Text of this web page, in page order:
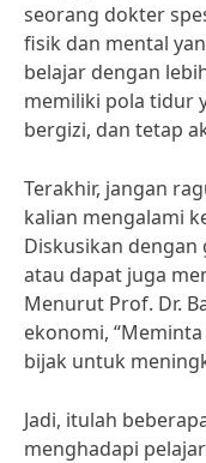
seorang dokter
fisik dan mental
belajar dengan
memiliki pola tidur
bergizi, dan tetap
Terakhir, jangan
kalian mengalami
Diskusikan dengan
atau dapat juga
Menurut Prof. Dr.
ekonomi,
bijak untuk
Jadi, itulah
menghadapi